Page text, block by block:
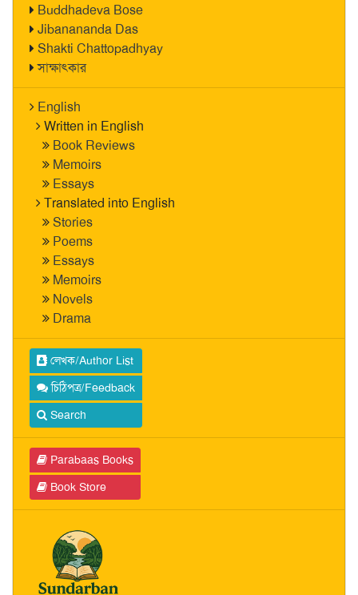
Buddhadeva Bose
Jibanananda Das
Shakti Chattopadhyay
সাক্ষাৎকার
English
Written in English
Book Reviews
Memoirs
Essays
Translated into English
Stories
Poems
Essays
Memoirs
Novels
Drama
লেখক/Author List
চিঠিপত্র/Feedback
Search
Parabaas Books
Book Store